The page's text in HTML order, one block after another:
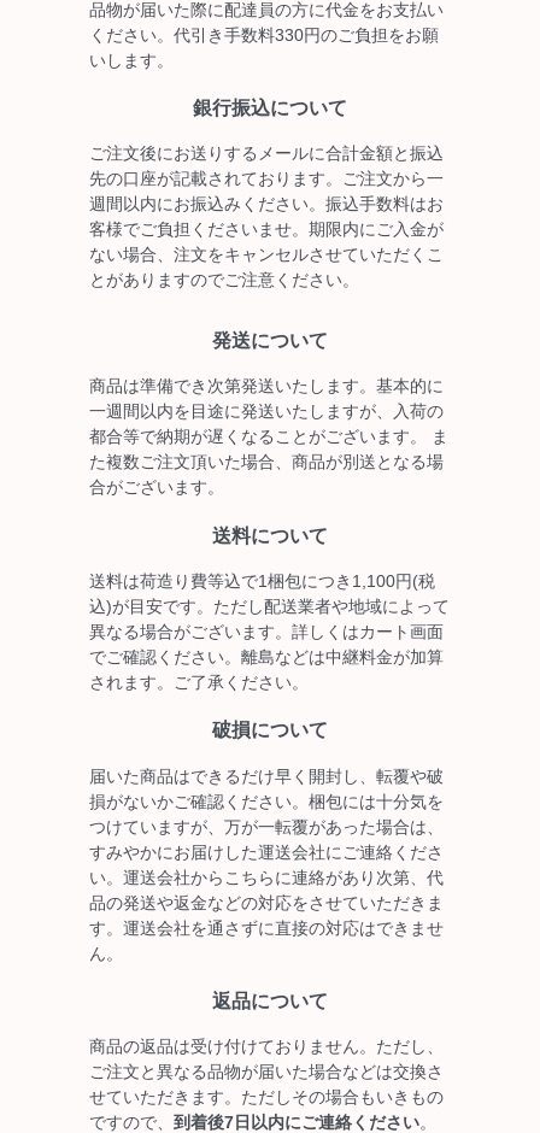
品物が届いた際に配達員の方に代金をお支払い
ください。代引き手数料330円のご負担をお願
いします。
銀行振込について
ご注文後にお送りするメールに合計金額と振込
先の口座が記載されております。ご注文から一
週間以内にお振込みください。振込手数料はお
客様でご負担くださいませ。期限内にご入金が
ない場合、注文をキャンセルさせていただくこ
とがありますのでご注意ください。
発送について
商品は準備でき次第発送いたします。基本的に
一週間以内を目途に発送いたしますが、入荷の
都合等で納期が遅くなることがございます。 ま
た複数ご注文頂いた場合、商品が別送となる場
合がございます。
送料について
送料は荷造り費等込で1梱包につき1,100円(税
込)が目安です。ただし配送業者や地域によって
異なる場合がございます。詳しくはカート画面
でご確認ください。離島などは中継料金が加算
されます。ご了承ください。
破損について
届いた商品はできるだけ早く開封し、転覆や破
損がないかご確認ください。梱包には十分気を
つけていますが、万が一転覆があった場合は、
すみやかにお届けした運送会社にご連絡くださ
い。運送会社からこちらに連絡があり次第、代
品の発送や返金などの対応をさせていただきま
す。運送会社を通さずに直接の対応はできませ
ん。
返品について
商品の返品は受け付けておりません。ただし、
ご注文と異なる品物が届いた場合などは交換さ
せていただきます。ただしその場合もいきもの
ですので、 到着後7日以内にご連絡ください。